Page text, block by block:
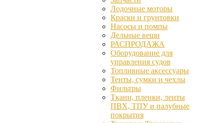
Лодочные моторы
Краски и грунтовки
Насосы и помпы
Дельные вещи
РАСПРОДАЖА
Оборудование для
управления судов
Топливные аксессуары
Тенты, сумки и чехлы
Фильтры
Ткани, пленки, ленты
ПВХ, ТПУ и палубные
покрытия